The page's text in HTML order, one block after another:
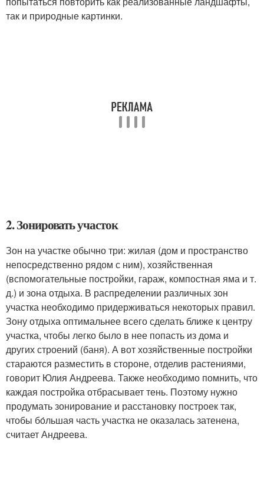
так и природные картинки.
2. Зонировать участок
Зон на участке обычно три: жилая (дом и пространство
непосредственно рядом с ним), хозяйственная
(вспомогательные постройки, гараж, компостная яма и т.
д.) и зона отдыха. В распределении различных зон
участка необходимо придерживаться некоторых правил.
Зону отдыха оптимальнее всего сделать ближе к центру
участка, чтобы легко было в нее попасть из дома и
других строений (баня). А вот хозяйственные постройки
стараются разместить в стороне, отделив растениями,
говорит Юлия Андреева. Также необходимо помнить, что
каждая постройка отбрасывает тень. Поэтому нужно
продумать зонирование и расстановку построек так,
чтобы бо́льшая часть участка не оказалась затенена,
считает Андреева.